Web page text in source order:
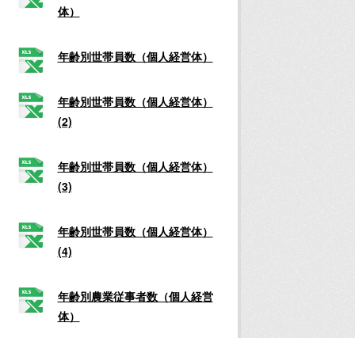
体）
年齢別世帯員数（個人経営体）
年齢別世帯員数（個人経営体）
(2)
年齢別世帯員数（個人経営体）
(3)
年齢別世帯員数（個人経営体）
(4)
年齢別農業従事者数（個人経営
体）